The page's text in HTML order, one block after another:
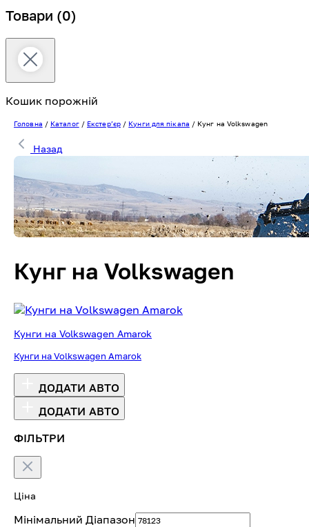
Товари (0)
Кошик порожній
Головна / Каталог/ Екстерʼєр/ Кунги для пікапа / Кунг на Volkswagen
Назад
Кунг на Volkswagen
Кунги на Volkswagen Amarok
Кунги на Volkswagen Amarok
ДОДАТИ АВТО
ДОДАТИ АВТО
ФІЛЬТРИ
Ціна
Мінімальний Діапазон